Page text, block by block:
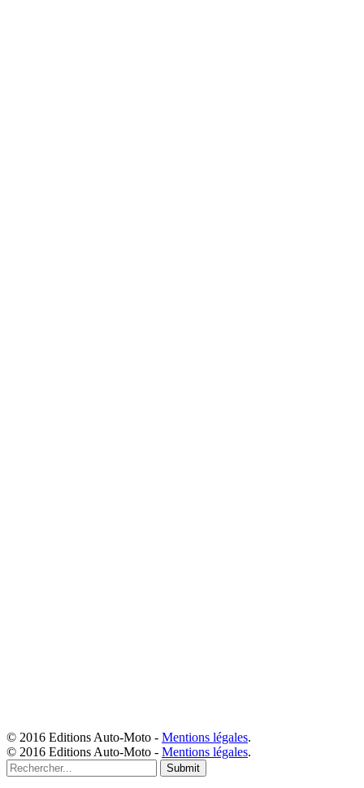
© 2016 Editions Auto-Moto - Mentions légales.
© 2016 Editions Auto-Moto - Mentions légales.
Submit